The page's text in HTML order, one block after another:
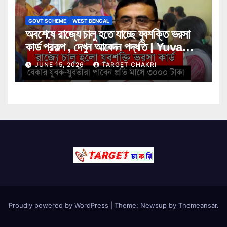
GOVT SCHEME WEST BENGAL
অবশেষে রাজ্যে চালু হতে যাচ্ছে যুবশক্তি ভরসা
কার্ড প্রকল্প , দেখুন আবেদন পদ্ধতি | Yuva
Shakti Bharosa Card Scheme
JUNE 15, 2026 TARGET CHAKRI
Proudly powered by WordPress Theme: Newsup by Themeansar.